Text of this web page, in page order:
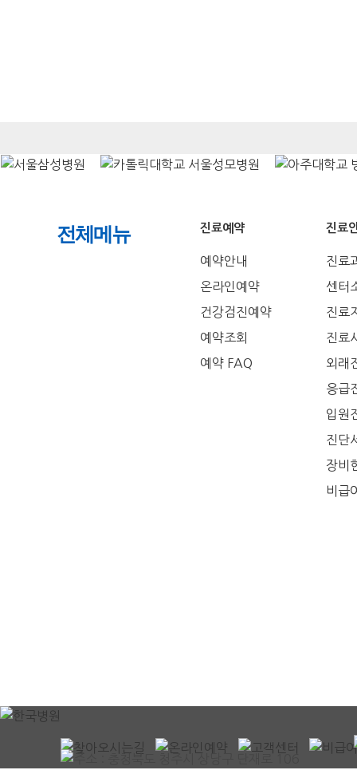
전체메뉴 진료예약
예약안내
온라인예약
건강검진예약
예약조회
예약 FAQ
진료
진료
센터
진료
진료
외래
응급
입원
진단
장비
비급